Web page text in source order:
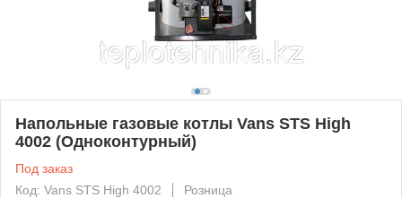
Напольные газовые котлы Vans STS High
4002 (Одноконтурный)
Под заказ
Код: Vans STS High 4002
Розница